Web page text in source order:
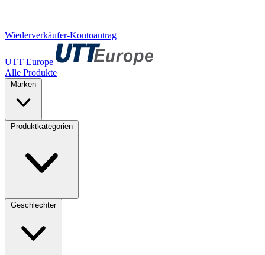
Wiederverkäufer-Kontoantrag
UTT Europe
Alle Produkte
Marken
Produktkategorien
Geschlechter